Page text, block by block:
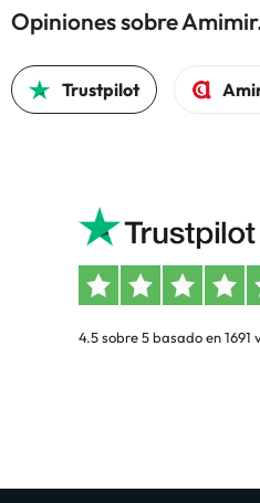
Opiniones sobre
Trustpilot
4.5 sobre 5 basado en 1691